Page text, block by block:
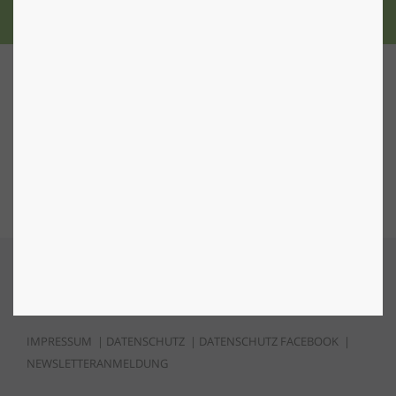
IMPRESSUM | DATENSCHUTZ | DATENSCHUTZ FACEBOOK |
NEWSLETTERANMELDUNG